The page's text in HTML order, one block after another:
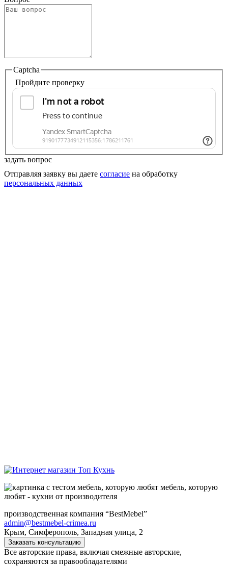
Captcha
Пройдите проверку
задать вопрос
Отправляя заявку вы даете согласие на обработку
персональных данных
мебель, которую
любят - кухни от производителя
производственная компания “BestMebel”
admin@bestmebel-crimea.ru
Крым, Симферополь, Западная улица, 2
Заказать консультацию
Все авторские права, включая смежные авторские,
сохраняются за правообладателями